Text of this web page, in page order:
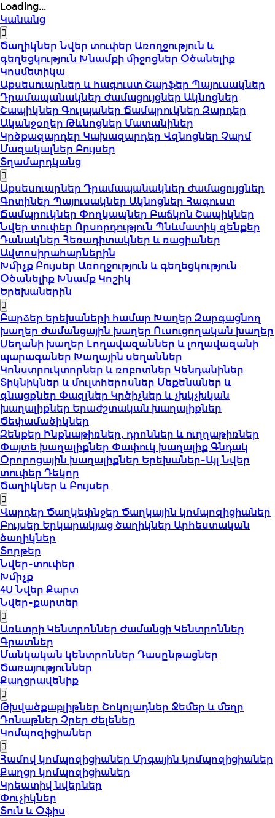
Loading...
Կանանց
ԾաղիկներՆվեր տուփեր Առողջություն և
գեղեցկություն Խնամքի միջոցներ Օծանելիք
Կոսմետիկա
Աքսեսուարներ և հագուստ Շարֆեր Պայուսակներ
Դրամապանակներ Ժամացույցներ Ակնոցներ
Շապիկներ Գուլպաներ Ճամպրուկներ Զարդեր
Ականջօղեր Թևնոցներ Մատանիներ
Կրծքազարդեր Կախազարդեր Վզնոցներ Չարմ
Մազակալներ Բույսեր
Տղամարդկանց
Աքսեսուարներ Դրամապանակներ Ժամացույցներ
Գոտիներ Պայուսակներ Ակնոցներ Հագուստ
Ճամպրուկներ Փողկապներ Բաճկոն Շապիկներ
Նվեր տուփեր Որսորդություն Պնևմատիկ զենքեր
Դանակներ Հեռադիտակներ և ռացիաներ
Ավտոսիրահարներին
Խմիչք Բույսեր Առողջություն և գեղեցկություն
Օծանելիք Խնամք Կոշիկ
Երեխաներին
Բարձեր երեխաների համար Խաղեր Զարգացնող
խաղեր Ժամանցային խաղեր Ուսուցողական խաղեր
Սեղանի խաղեր Լողավազաններ և լողավազանի
պարագաներ Խաղային սեղաններ
Կոնստրուկտորներ և ռոբոտներ Կենդանիներ
Տիկնիկներ և մուլտհերոսներ Մեքենաներ և
գնացքներ Փազլներ Կրծիչներ և չխկչխկան
խաղալիքներ Երաժշտական խաղալիքներ
Ծեփամածիկներ
Զենքեր Ինքնաթիռներ, դրոններ և ուղղաթիռներ
Փայտե խաղալիքներ Փափուկ խաղալիքԳնդակ
Օրորոցային խաղալիքներ Երեխաներ-ԱյլՆվեր
տուփեր Դեկոր
Ծաղիկներ և Բույսեր
Վարդեր Ծաղկեփնջեր Ծաղկային կոմպոզիցիաներ
Բույսեր Երկարակյաց ծաղիկներ Արհեստական
ծաղիկներ
Տորթեր
Նվեր-տուփեր
Խմիչք
4U Նվեր Քարտ
Նվեր-քարտեր
Առևտրի Կենտրոններ Ժամանցի Կենտրոններ
Գրատներ
Մանկական կենտրոններ Դասընթացներ
Ծառայություններ
Քաղցրավենիք
Թխվածքաբլիթներ Շոկոլադներ Ջեմեր և մեղր
Դոնաթներ Չրեր Ժելեներ
Կոմպոզիցիաներ
Համով կոմպոզիցիաներ Մրգային կոմպոզիցիաներ
Քաղցր կոմպոզիցիաներ
Կրեատիվ նվերներ
Փուչիկներ
Տուն և Օֆիս